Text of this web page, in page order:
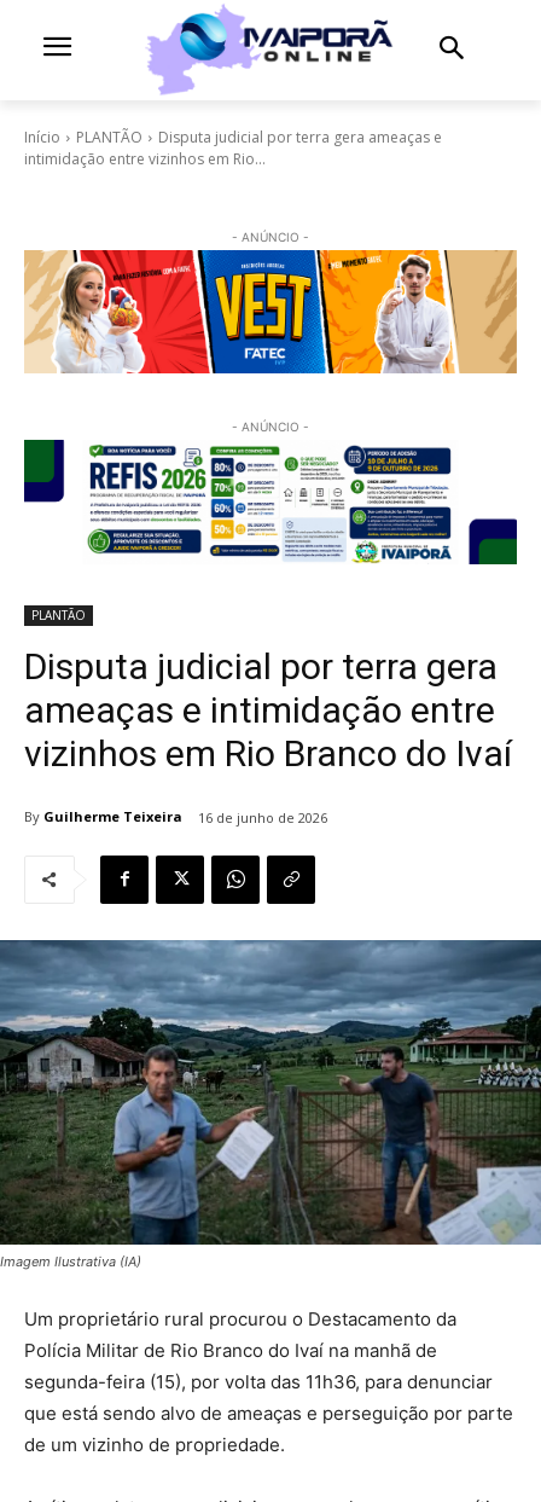
Início PLANTÃO
Disputa judicial por terra gera ameaças e
intimidação entre vizinhos em Rio...
- ANÚNCIO -
- ANÚNCIO -
PLANTÃO
Disputa judicial por terra gera
ameaças e intimidação entre
vizinhos em Rio Branco do Ivaí
By Guilherme Teixeira 16 de junho de 2026
Imagem Ilustrativa (IA)
Um proprietário rural procurou o Destacamento da
Polícia Militar de Rio Branco do Ivaí na manhã de
segunda-feira (15), por volta das 11h36, para denunciar
que está sendo alvo de ameaças e perseguição por parte
de um vizinho de propriedade.